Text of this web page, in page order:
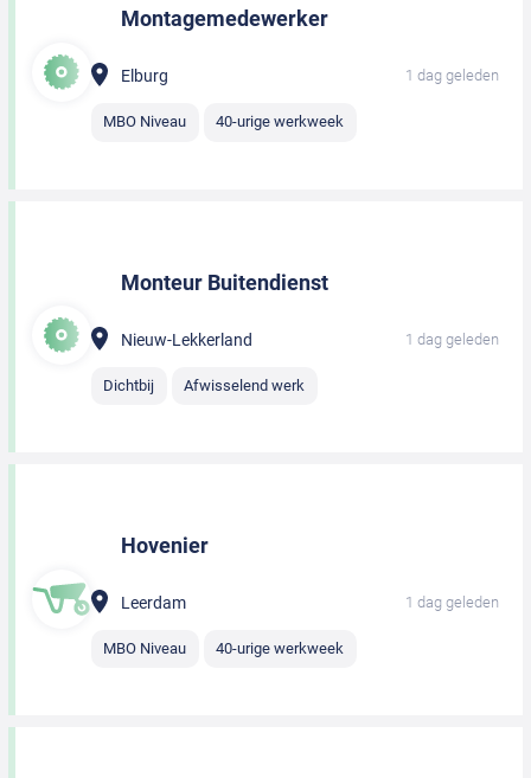
Montagemedewerker
Elburg 1 dag geleden
MBO Niveau 40-urige werkweek
Monteur Buitendienst
Nieuw-Lekkerland 1 dag geleden
Dichtbij Afwisselend werk
Hovenier
Leerdam 1 dag geleden
MBO Niveau 40-urige werkweek